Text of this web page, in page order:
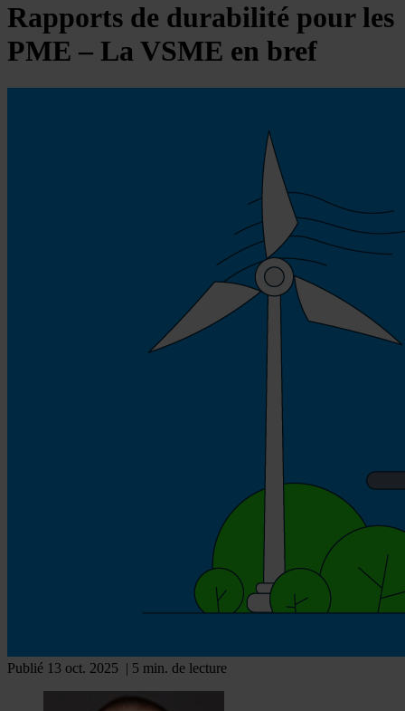
Rapports de durabilité pour les
PME – La VSME en bref
Publié 13 oct. 2025 | 5 min. de lecture